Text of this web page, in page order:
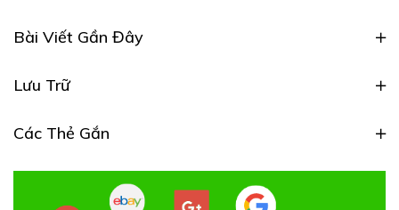
Bài Viết Gần Đây
Lưu Trữ
Các Thẻ Gắn